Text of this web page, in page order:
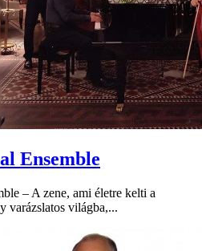
Ensemble
– A zene, ami életre kelti a
varázslatos világba,...